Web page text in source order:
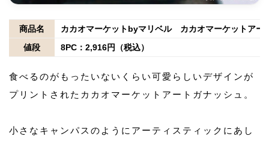
商品名
カカオマーケットbyマリベル カカオマーケットアー
値段
8PC：2,916円（税込）
食べるのがもったいないくらい可愛らしいデザインが
プリントされたカカオマーケットアートガナッシュ。
小さなキャンパスのようにアーティスティックにあし